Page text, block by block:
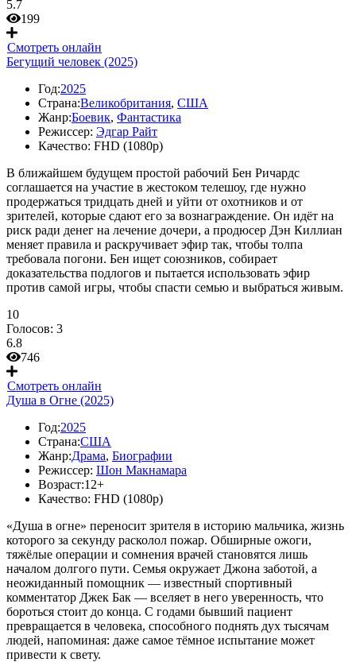
5.7
199
Смотреть онлайн
Бегущий человек (2025)
Год:2025
Страна:Великобритания, США
Жанр:Боевик, Фантастика
Режиссер: Эдгар Райт
Качество: FHD (1080p)
В ближайшем будущем простой рабочий Бен Ричардс
соглашается на участие в жестоком телешоу, где нужно
продержаться тридцать дней и уйти от охотников и от
зрителей, которые сдают его за вознаграждение. Он идёт на
риск ради денег на лечение дочери, а продюсер Дэн Киллиан
меняет правила и раскручивает эфир так, чтобы толпа
требовала погони. Бен ищет союзников, собирает
доказательства подлогов и пытается использовать эфир
против самой игры, чтобы спасти семью и выбраться живым.
10
Голосов: 3
6.8
746
Смотреть онлайн
Душа в Огне (2025)
Год:2025
Страна:США
Жанр:Драма, Биографии
Режиссер: Шон Макнамара
Возраст:12+
Качество: FHD (1080p)
«Душа в огне» переносит зрителя в историю мальчика, жизнь
которого за секунду расколол пожар. Обширные ожоги,
тяжёлые операции и сомнения врачей становятся лишь
началом долгого пути. Семья окружает Джона заботой, а
неожиданный помощник — известный спортивный
комментатор Джек Бак — вселяет в него уверенность, что
бороться стоит до конца. С годами бывший пациент
превращается в человека, способного поднять дух тысячам
людей, напоминая: даже самое тёмное испытание может
привести к свету.